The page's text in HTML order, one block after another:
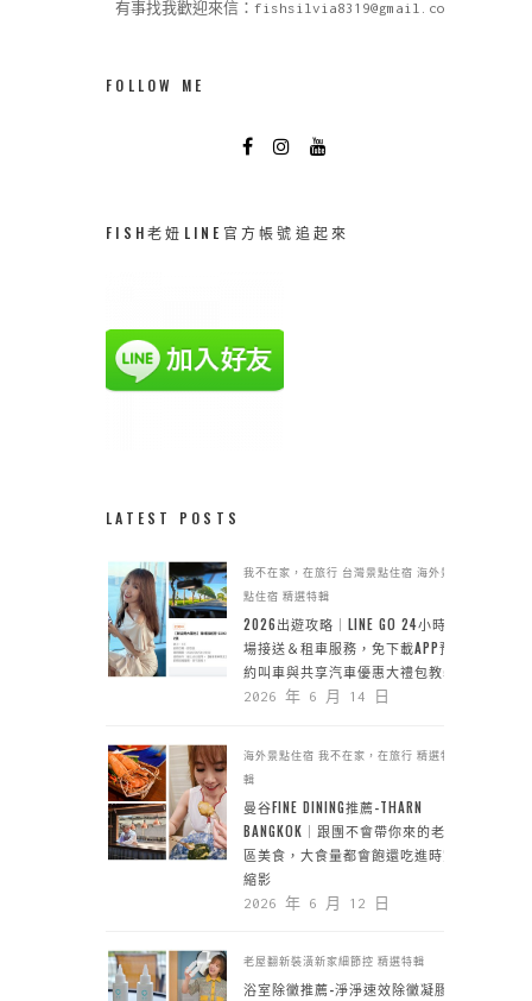
有事找我歡迎來信：fishsilvia8319@gmail.com
FOLLOW ME
FISH老妞LINE官方帳號追起來
LATEST POSTS
我不在家，在旅行 台灣景點住宿 海外景
點住宿 精選特輯
2026出遊攻略｜LINE GO 24小時機
場接送＆租車服務，免下載APP預
約叫車與共享汽車優惠大禮包教學
2026 年 6 月 14 日
海外景點住宿 我不在家，在旅行 精選特
輯
曼谷FINE DINING推薦-THARN
BANGKOK｜跟團不會帶你來的老城
區美食，大食量都會飽還吃進時空
縮影
2026 年 6 月 12 日
老屋翻新裝潢新家細節控 精選特輯
浴室除黴推薦-淨淨速效除黴凝膠